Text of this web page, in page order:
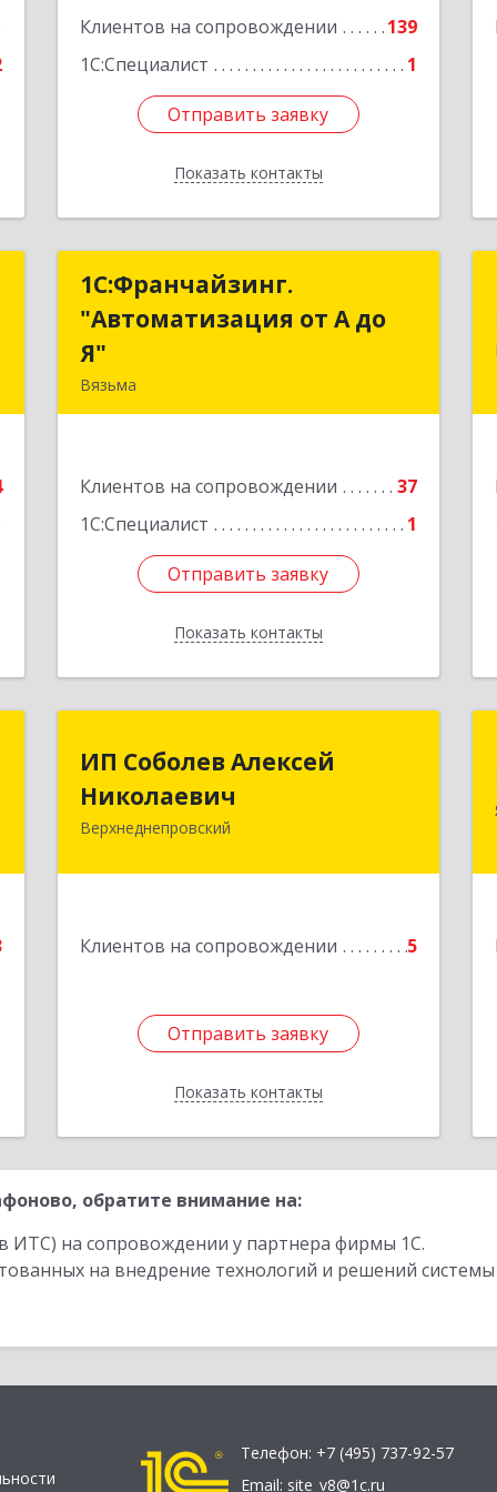
Клиентов на сопровождении
139
1С:Специалист
1
Отправить заявку
Показать контакты
Отправить заявку
Назад
1С:Франчайзинг.
"Автоматизация от А до
Я"
Вязьма
Клиентов на сопровождении
37
1С:Специалист
1
Отправить заявку
Показать контакты
1С:Франчайзинг.
"Автоматизация от А до
Подробнее
Отправить заявку
Назад
ИП Соболев Алексей
Николаевич
Верхнеднепровский
Клиентов на сопровождении 5
Отправить заявку
Показать контакты
ИП Соболев Алексей
Николаевич
Отправить заявку
Назад
обратите внимание на:
ИТС) на сопровождении у партнера фирмы 1С.
на внедрение технологий и решений
Телефон: +7 (495) 737-92-57
Email: site_v8@1c.ru